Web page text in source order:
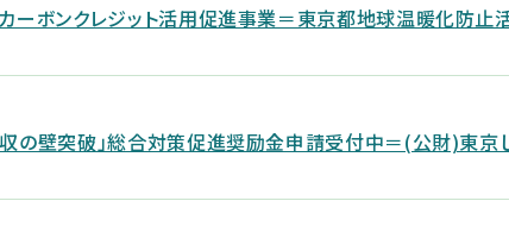
カーボンクレジット活用促進事業＝東京都地球温暖化防止
の壁突破」総合対策促進奨励金申請受付中＝(公財)東京